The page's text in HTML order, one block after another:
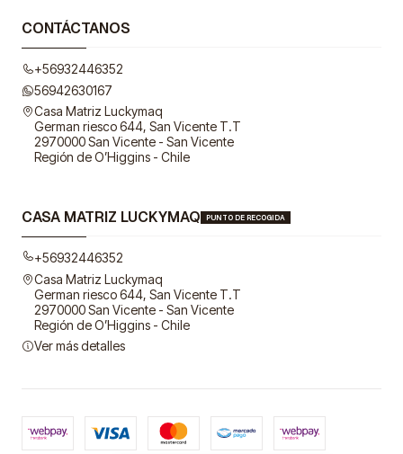
CONTÁCTANOS
+56932446352
56942630167
Casa Matriz Luckymaq
German riesco 644, San Vicente T.T
2970000 San Vicente - San Vicente
Región de O’Higgins - Chile
CASA MATRIZ LUCKYMAQ PUNTO DE RECOGIDA
+56932446352
Casa Matriz Luckymaq
German riesco 644, San Vicente T.T
2970000 San Vicente - San Vicente
Región de O’Higgins - Chile
Ver más detalles